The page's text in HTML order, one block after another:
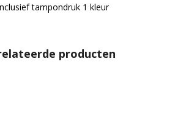
tampondruk 1 kleur
producten